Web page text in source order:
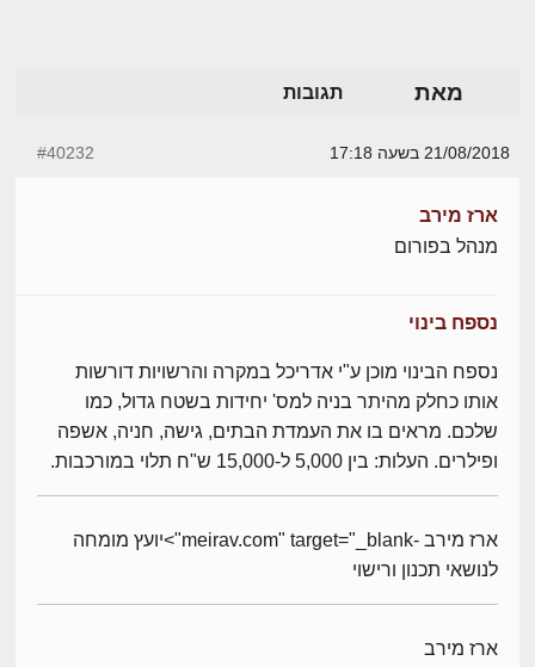
מאת תגובות
21/08/2018 בשעה 17:18 #40232
ארז מירב
מנהל בפורום
נספח בינוי
נספח הבינוי מוכן ע"י אדריכל במקרה והרשויות דורשות
אותו כחלק מהיתר בניה למס' יחידות בשטח גדול, כמו
שלכם. מראים בו את העמדת הבתים, גישה, חניה, אשפה
ופילרים. העלות: בין 5,000 ל-15,000 ש"ח תלוי במורכבות.
ארז מירב -meirav.com" target="_blank">יועץ מומחה
לנושאי תכנון ורישוי
ארז מירב